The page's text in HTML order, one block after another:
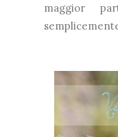
maggior